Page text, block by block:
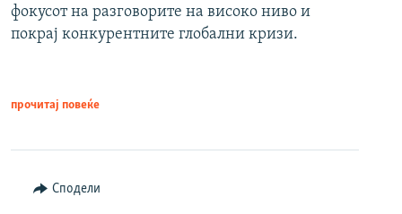
фокусот на разговорите на високо ниво и
покрај конкурентните глобални кризи.
прочитај повеќе
Сподели